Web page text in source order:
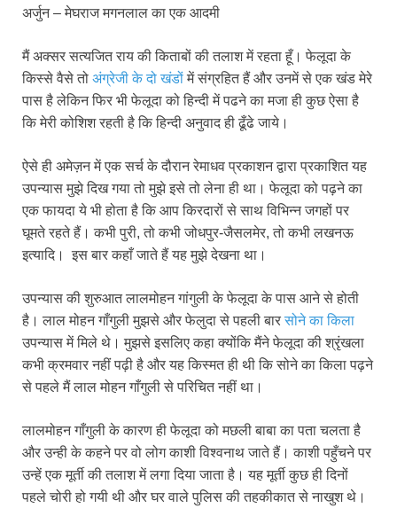
अर्जुन – मेघराज मगनलाल का एक आदमी
मैं अक्सर सत्यजित राय की किताबों की तलाश में रहता हूँ। फेलूदा के
किस्से वैसे तो अंग्रेजी के दो खंडोंमें संग्रहित हैं और उनमें से एक खंड मेरे
पास है लेकिन फिर भी फेलूदा को हिन्दी में पढने का मजा ही कुछ ऐसा है
कि मेरी कोशिश रहती है कि हिन्दी अनुवाद ही ढूँढे जाये।
ऐसे ही अमेज़न में एक सर्च के दौरान रेमाधव प्रकाशन द्वारा प्रकाशित यह
उपन्यास मुझे दिख गया तो मुझे इसे तो लेना ही था। फेलूदा को पढ़ने का
एक फायदा ये भी होता है कि आप किरदारों से साथ विभिन्न जगहों पर
घूमते रहते हैं। कभी पुरी, तो कभी जोधपुर-जैसलमेर, तो कभी लखनऊ
इत्यादि। इस बार कहाँ जाते हैं यह मुझे देखना था।
उपन्यास की शुरुआत लालमोहन गांगुली के फेलूदा के पास आने से होती
है। लाल मोहन गाँगुली मुझसे और फेलुदा से पहली बारसोने का किला
उपन्यास में मिले थे। मुझसे इसलिए कहा क्योंकि मैंने फेलूदा की श्रृंखला
कभी क्रमवार नहीं पढ़ी है और यह किस्मत ही थी कि सोने का किला पढ़ने
से पहले मैं लाल मोहन गाँगुली से परिचित नहीं था।
लालमोहन गाँगुली के कारण ही फेलूदा को मछली बाबा का पता चलता है
और उन्ही के कहने पर वो लोग काशी विश्वनाथ जाते हैं। काशी पहुँचने पर
उन्हें एक मूर्ती की तलाश में लगा दिया जाता है। यह मूर्ती कुछ ही दिनों
पहले चोरी हो गयी थी और घर वाले पुलिस की तहकीकात से नाखुश थे।